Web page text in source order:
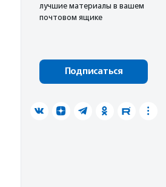
лучшие материалы в вашем
почтовом ящике
Подписаться